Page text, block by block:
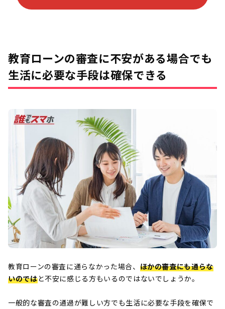
教育ローンの審査に不安がある場合でも
生活に必要な手段は確保できる
教育ローンの審査に通らなかった場合、 ほかの審査にも通らな
いのではと不安に感じる方もいるのではないでしょうか。
一般的な審査の通過が難しい方でも生活に必要な手段を確保で